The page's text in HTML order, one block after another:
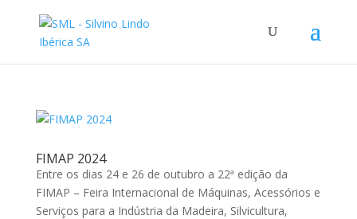
FIMAP 2024
Entre os dias 24 e 26 de outubro a 22ª edição da
FIMAP – Feira Internacional de Máquinas, Acessórios e
Serviços para a Indústria da Madeira, Silvicultura,